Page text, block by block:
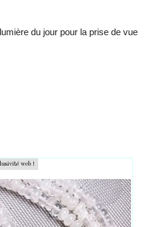
du jour pour la prise de vue
web !